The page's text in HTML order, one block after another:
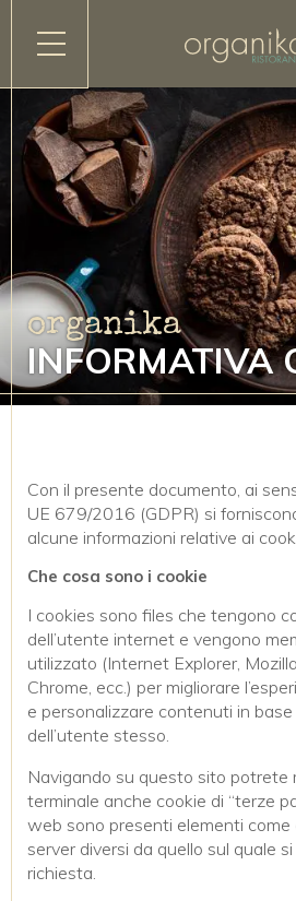
organika
INFORMATIVA
Con il presente documento, ai
UE 679/2016 (GDPR) si
alcune informazioni relative ai
Che cosa sono i cookie
I cookies sono files che tengono
dell’utente internet e vengono
utilizzato (Internet Explorer,
Chrome, ecc.) per migliorare
e personalizzare contenuti in
dell’utente stesso.
Navigando su questo sito potrete
terminale anche cookie di “terze
web sono presenti elementi come
server diversi da quello sul quale
richiesta.